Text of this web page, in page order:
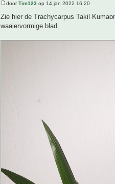
doorTim123 op 14 jan 2022 16:20
Zie hier de Trachycarpus Takil
waaiervormige blad.